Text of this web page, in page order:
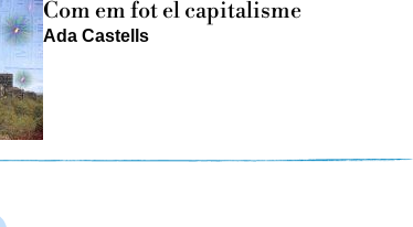
Com em fot el capitalisme
Ada Castells